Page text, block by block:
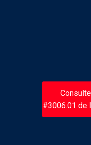
#3006.01 de